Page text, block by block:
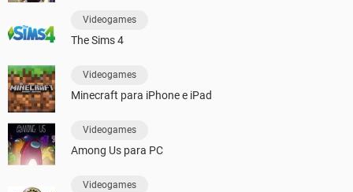
Videogames
The Sims 4
Videogames
Minecraft para iPhone e iPad
Videogames
Among Us para PC
Videogames